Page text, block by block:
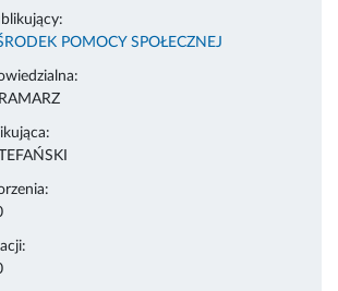
POMOCY SPOŁECZNEJ